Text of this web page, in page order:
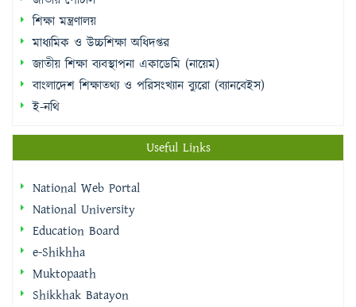
শিক্ষা মন্ত্রণালয়
মাধ্যমিক ও উচ্চশিক্ষা অধিদপ্তর
জাতীয় শিক্ষা ব্যবস্থাপনা একাডেমি (নায়েম)
বাংলাদেশ শিক্ষাতথ্য ও পরিসংখ্যান ব্যুরো (ব্যানবেইস)
ই-নথি
Useful Links
National Web Portal
National University
Education Board
e-Shikhha
Muktopaath
Shikkhak Batayon